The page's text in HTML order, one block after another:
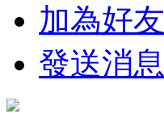
加為好友
發送消息